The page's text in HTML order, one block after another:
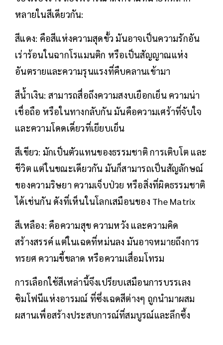
หลายในสีเดียวกัน:
สีแดง: คือสีแห่งความสุดขั้ว มันอาจเป็นความรักอัน
เร่าร้อนในฉากโรแมนติก หรือเป็นสัญญาณแห่ง
อันตรายและความรุนแรงที่คืบคลานเข้ามา
สีน้ำเงิน: สามารถสื่อถึงความสงบเยือกเย็น ความน่า
เชื่อถือ หรือในทางกลับกัน มันคือความเศร้าที่จับใจ
และความโดดเดี่ยวที่เยียบเย็น
สีเขียว: มักเป็นตัวแทนของธรรมชาติ การเติบโต และ
ชีวิต แต่ในขณะเดียวกัน มันก็สามารถเป็นสัญลักษณ์
ของความริษยา ความเจ็บป่วย หรือสิ่งที่ผิดธรรมชาติ
ได้เช่นกัน ดังที่เห็นในโลกเสมือนของ The Matrix
สีเหลือง: คือความสุข ความหวัง และความคิด
สร้างสรรค์ แต่ในเฉดที่หม่นลง มันอาจหมายถึงการ
ทรยศ ความขี้ขลาด หรือความเสื่อมโทรม
การเลือกใช้สีเหล่านี้จึงเปรียบเสมือนการบรรเลง
ซิมโฟนีแห่งอารมณ์ ที่ซึ่งเฉดสีต่างๆ ถูกนำมาผสม
ผสานเพื่อสร้างประสบการณ์ที่สมบูรณ์และลึกซึ้ง